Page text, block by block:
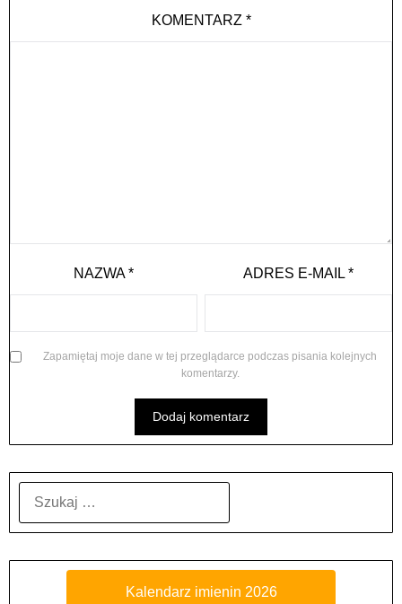
KOMENTARZ *
NAZWA* ADRES E-MAIL*
Zapamiętaj moje dane w tej przeglądarce podczas pisania kolejnych
komentarzy.
Kalendarz imienin 2026